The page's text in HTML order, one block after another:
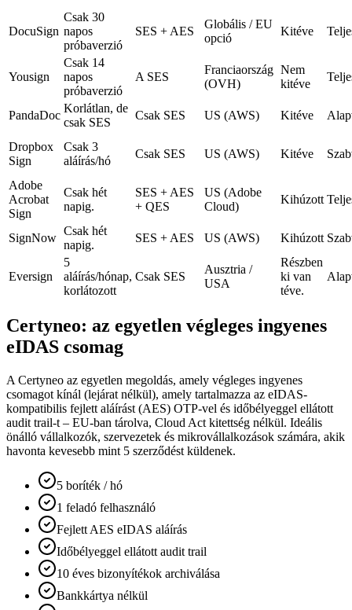
DocuSign
Csak 30
napos
próbaverzió
SES + AES
Globális / EU
opció
Kitéve
Yousign
Csak 14
napos
próbaverzió
A SES
Franciaország
(OVH)
Nem
kitéve
PandaDoc
Korlátlan, de
csak SES
Csak SES US (AWS) Kitéve
Dropbox
Sign
Csak 3
aláírás/hó
Csak SES US (AWS) Kitéve
Adobe
Acrobat
Sign
Csak hét
napig.
SES + AES
+ QES
US (Adobe
Cloud)
Kihúzott
SignNow
Csak hét
napig.
SES + AES US (AWS) Kihúzott
Eversign
5
aláírás/hónap,
korlátozott
Csak SES
Ausztria /
USA
Részben
ki van
téve.
Certyneo: az egyetlen végleges ingyenes
eIDAS csomag
A Certyneo az egyetlen megoldás, amely végleges ingyenes
csomagot kínál (lejárat nélkül), amely tartalmazza az eIDAS-
kompatibilis fejlett aláírást (AES) OTP-vel és időbélyeggel ellátott
audit trail-t – EU-ban tárolva, Cloud Act kitettség nélkül. Ideális
önálló vállalkozók, szervezetek és mikrovállalkozások számára, akik
havonta kevesebb mint 5 szerződést küldenek.
5 boríték / hó
1 feladó felhasználó
Fejlett AES eIDAS aláírás
Időbélyeggel ellátott audit trail
10 éves bizonyítékok archiválása
Bankkártya nélkül